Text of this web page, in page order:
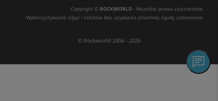
Copyright © ROCKWORLD - Wszelkie prawa zastrzeżone.
Wykorzystywanie zdjęć i tekstów bez uzyskania pisemnej zgody zabronione.
© Rockworld 2004 - 2026